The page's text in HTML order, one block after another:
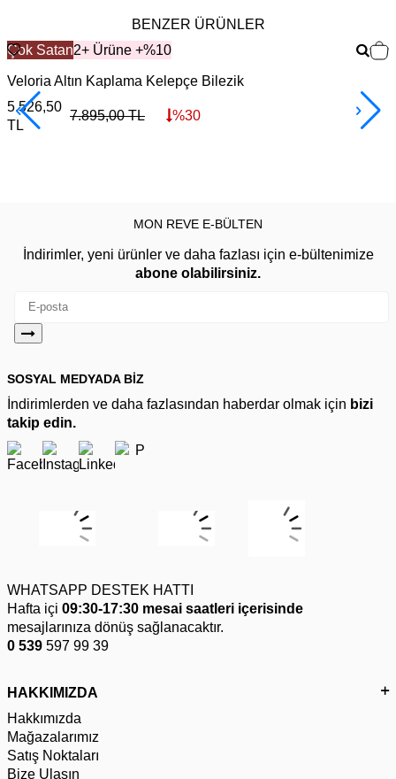
BENZER ÜRÜNLER
Çok Satan2+ Ürüne +%10
Veloria Altın Kaplama Kelepçe Bilezik
5.526,50
TL
7.895,00TL %30
MON REVE E-BÜLTEN
İndirimler, yeni ürünler ve daha fazlası için e-bültenimize
abone olabilirsiniz.
SOSYAL MEDYADA BİZ
İndirimlerden ve daha fazlasından haberdar olmak için bizi
takip edin.
WHATSAPP DESTEK HATTI
Hafta içi 09:30-17:30 mesai saatleri içerisinde
mesajlarınıza dönüş sağlanacaktır.
0 539 597 99 39
HAKKIMIZDA
Hakkımızda
Mağazalarımız
Satış Noktaları
Bize Ulaşın